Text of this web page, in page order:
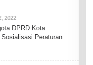
B
D
2022B
Y
A
N
I
DPRD Kota
Peraturan